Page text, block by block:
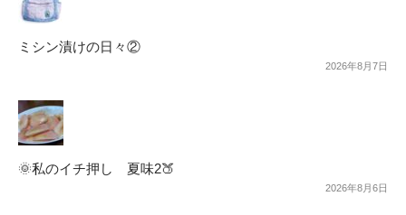
ミシン漬けの日々②
2026年8月7日
🌞私のイチ押し 夏味2🍑
2026年8月6日